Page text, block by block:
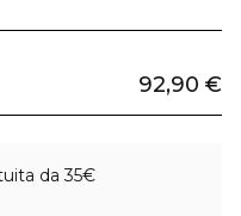
92,90 €
da 35€